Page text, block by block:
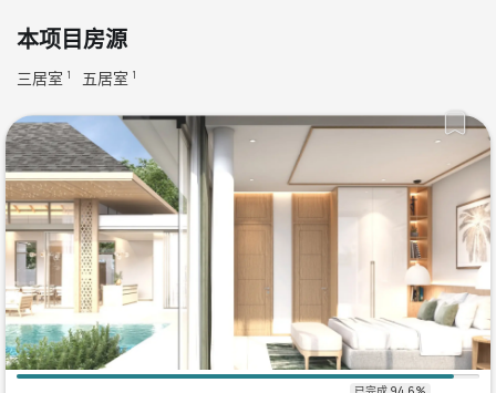
本项目房源
三居室 1 五居室 1